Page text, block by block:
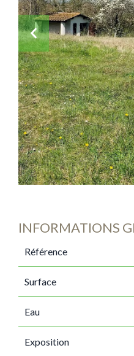
INFORMATIONS
Référence
Surface
Eau
Exposition